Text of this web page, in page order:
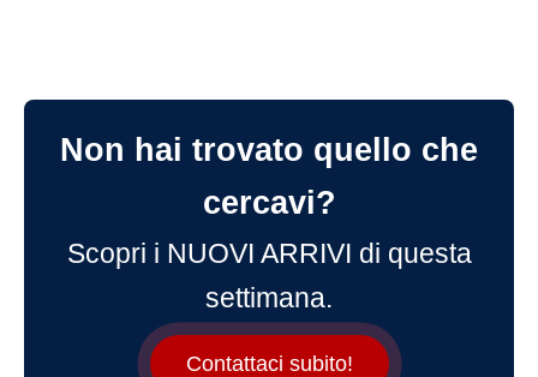
Non hai trovato quello che
cercavi?
Scopri i NUOVI ARRIVI di questa
settimana.
Contattaci subito!